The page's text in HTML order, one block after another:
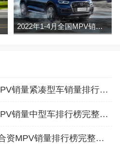
2022年1-4月全国MPV销量排行榜完整版
2017年6月国产MPV销量紧凑型车销量排行榜完整版名单
2026年1月全国MPV销量中型车排行榜完整版(批发量
2023年12月全国合资MPV销量排行榜完整版(出口量